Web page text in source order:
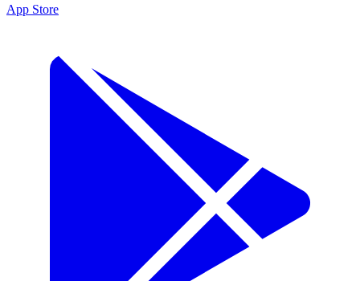
App Store